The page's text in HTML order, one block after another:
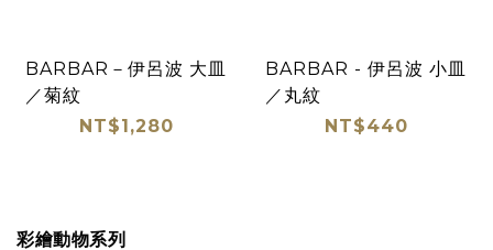
BARBAR－伊呂波 大皿
／菊紋
NT$1,280
BARBAR - 伊呂波 小皿
／丸紋
NT$440
彩繪動物系列